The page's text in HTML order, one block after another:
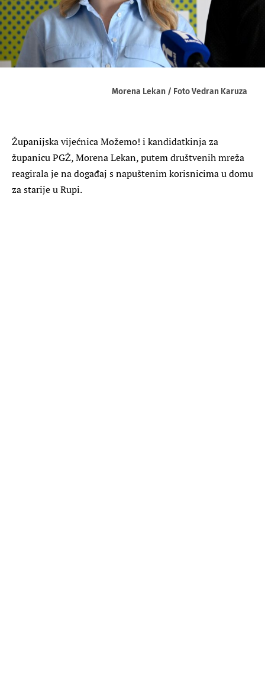
Morena Lekan / Foto Vedran Karuza
Županijska vijećnica Možemo! i kandidatkinja za
županicu PGŽ, Morena Lekan, putem društvenih mreža
reagirala je na događaj s napuštenim korisnicima u domu
za starije u Rupi.